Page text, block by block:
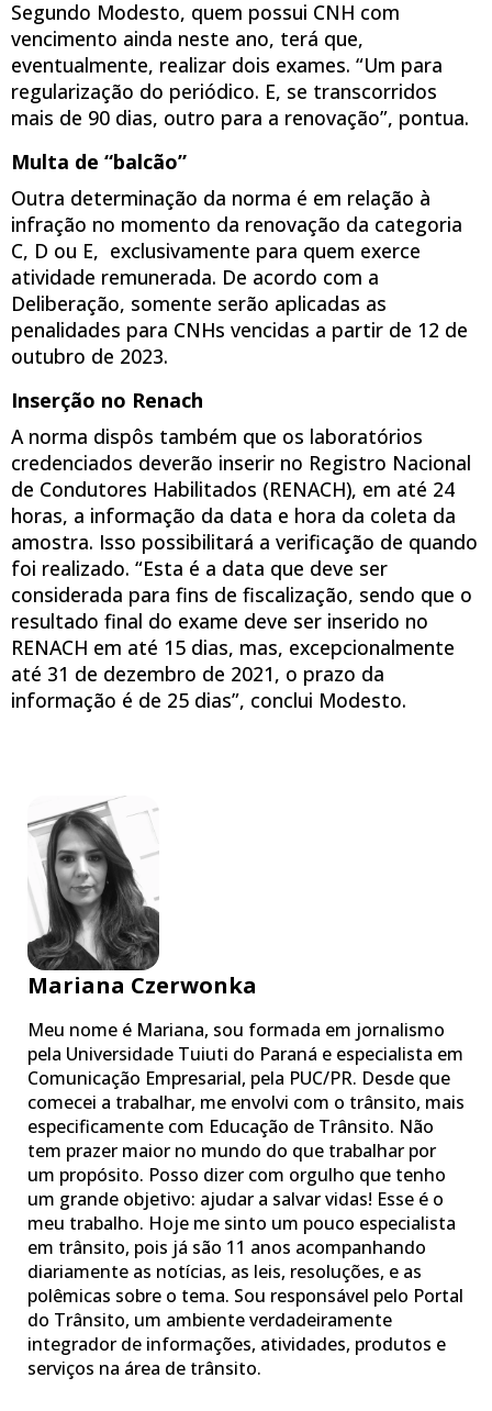
Segundo Modesto, quem possui CNH com
vencimento ainda neste ano, terá que,
eventualmente, realizar dois exames. “Um para
regularização do periódico. E, se transcorridos
mais de 90 dias, outro para a renovação”, pontua.
Multa de “balcão”
Outra determinação da norma é em relação à
infração no momento da renovação da categoria
C, D ou E, exclusivamente para quem exerce
atividade remunerada. De acordo com a
Deliberação, somente serão aplicadas as
penalidades para CNHs vencidas a partir de 12 de
outubro de 2023.
Inserção no Renach
A norma dispôs também que os laboratórios
credenciados deverão inserir no Registro Nacional
de Condutores Habilitados (RENACH), em até 24
horas, a informação da data e hora da coleta da
amostra. Isso possibilitará a verificação de quando
foi realizado. “Esta é a data que deve ser
considerada para fins de fiscalização, sendo que o
resultado final do exame deve ser inserido no
RENACH em até 15 dias, mas, excepcionalmente
até 31 de dezembro de 2021, o prazo da
informação é de 25 dias”, conclui Modesto.
Mariana Czerwonka
Meu nome é Mariana, sou formada em jornalismo
pela Universidade Tuiuti do Paraná e especialista em
Comunicação Empresarial, pela PUC/PR. Desde que
comecei a trabalhar, me envolvi com o trânsito, mais
especificamente com Educação de Trânsito. Não
tem prazer maior no mundo do que trabalhar por
um propósito. Posso dizer com orgulho que tenho
um grande objetivo: ajudar a salvar vidas! Esse é o
meu trabalho. Hoje me sinto um pouco especialista
em trânsito, pois já são 11 anos acompanhando
diariamente as notícias, as leis, resoluções, e as
polêmicas sobre o tema. Sou responsável pelo Portal
do Trânsito, um ambiente verdadeiramente
integrador de informações, atividades, produtos e
serviços na área de trânsito.